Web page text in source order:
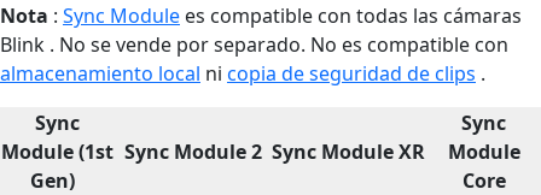
Nota : Sync Module es compatible con todas las cámaras
Blink . No se vende por separado. No es compatible con
almacenamiento local ni copia de seguridad de clips .
Sync
Module (1st
Gen)
Sync Module 2 Sync Module XR
Sync
Module
Core